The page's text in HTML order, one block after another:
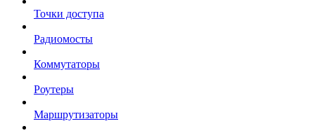
Точки доступа
Радиомосты
Коммутаторы
Роутеры
Маршрутизаторы